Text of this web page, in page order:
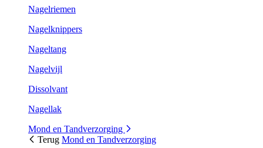
Nagelriemen
Nagelknippers
Nageltang
Nagelvijl
Dissolvant
Nagellak
Mond en Tandverzorging
Terug Mond en Tandverzorging